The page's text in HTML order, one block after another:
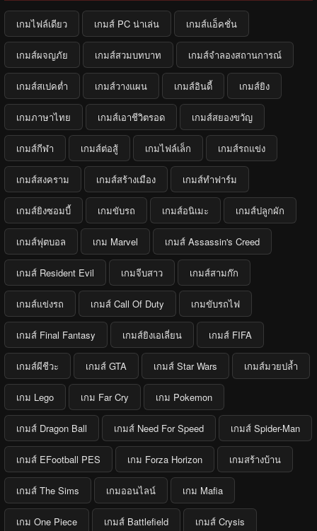
เกมไฟล์เดียว เกมส์ PC น่าเล่น เกมส์แอ็คชั่น
เกมส์ผจญภัย เกมส์สวมบทบาท เกมส์จำลองสถานการณ์
เกมส์สเปคต่ำ เกมส์วางแผน เกมส์อินดี้ เกมส์ยิง
เกมภาษาไทย เกมส์เอาชีวิตรอด เกมส์สยองขวัญ
เกมส์กีฬา เกมส์ต่อสู้ เกมไฟล์เล็ก เกมส์รถแข่ง
เกมส์สงคราม เกมส์สร้างเมือง เกมส์ทำฟาร์ม
เกมส์ยิงซอมบี้ เกมขับรถ เกมส์อนิเมะ เกมส์ปลูกผัก
เกมส์ฟุตบอล เกม Marvel เกมส์ Assassin's Creed
เกมส์ Resident Evil เกมจีบสาว เกมส์สามก๊ก
เกมส์แข่งรถ เกมส์ Call Of Duty เกมขับรถไฟ
เกมส์ Final Fantasy เกมส์ยิงเอเลี่ยน เกมส์ FIFA
เกมส์ผีชีวะ เกมส์ GTA เกมส์ Star Wars เกมส์มวยปล้ำ
เกม Lego เกม Far Cry เกม Pokemon
เกมส์ Dragon Ball เกมส์ Need For Speed เกมส์ Spider-Man
เกมส์ EFootball PES เกม Forza Horizon เกมสร้างบ้าน
เกมส์ The Sims เกมออนไลน์ เกม Mafia
เกม One Piece เกมส์ Battlefield เกมส์ Crysis